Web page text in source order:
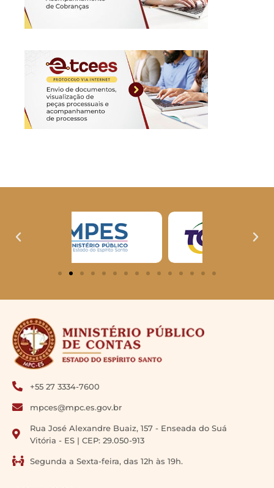
+55 27 3334-7600
mpces@mpc.es.gov.br
Rua José Alexandre Buaiz, 157 - Enseada do Suá
Vitória - ES | CEP: 29.050-913
Segunda a Sexta-feira, das 12h às 19h.